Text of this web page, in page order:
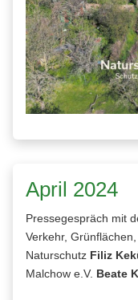
April 2024
Pressegespräch mit
Verkehr,
Naturschutz Filiz
Malchow e.V. Beate